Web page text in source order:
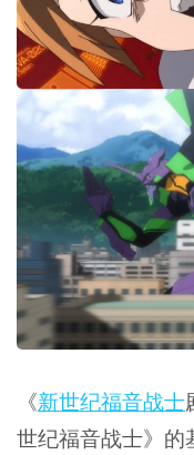
《新世纪福音战士
世纪福音战士》的